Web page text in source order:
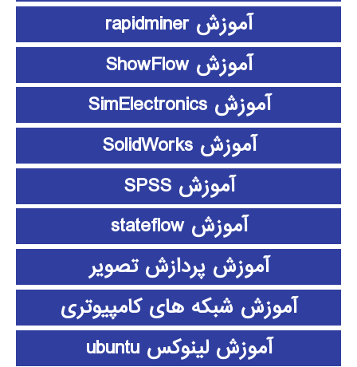
آموزش rapidminer
آموزش ShowFlow
آموزش SimElectronics
آموزش SolidWorks
آموزش SPSS
آموزش stateflow
آموزش پردازش تصویر
آموزش شبکه های کامپیوتری
آموزش لینوکس ubuntu